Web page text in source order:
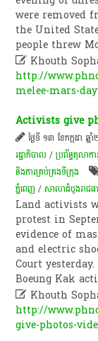
were removed
the United
people threw
 Khouth
http://
melee-mars-
Activists give
ថ្ងៃទី ១៣ ខែកក្កដា ឆ្ន
រដ្ឋាភិបាល /ប្រព័ន្ធតុលាក
និងការគ្រប់គ្រងទីក្រុង
ភ្នំពេញ /សាលាដំបូងរាជធ
Land activists
protest in
evidence of
and electric
Court
Boeung Kak
 Khouth
http://
give-photos-